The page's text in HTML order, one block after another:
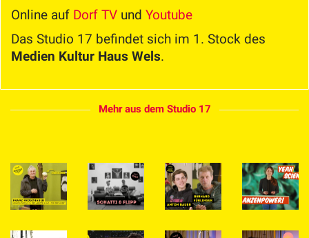
Online auf Dorf TV und Youtube
Das Studio 17 befindet sich im 1. Stock des
Medien Kultur Haus Wels.
Mehr aus dem Studio 17